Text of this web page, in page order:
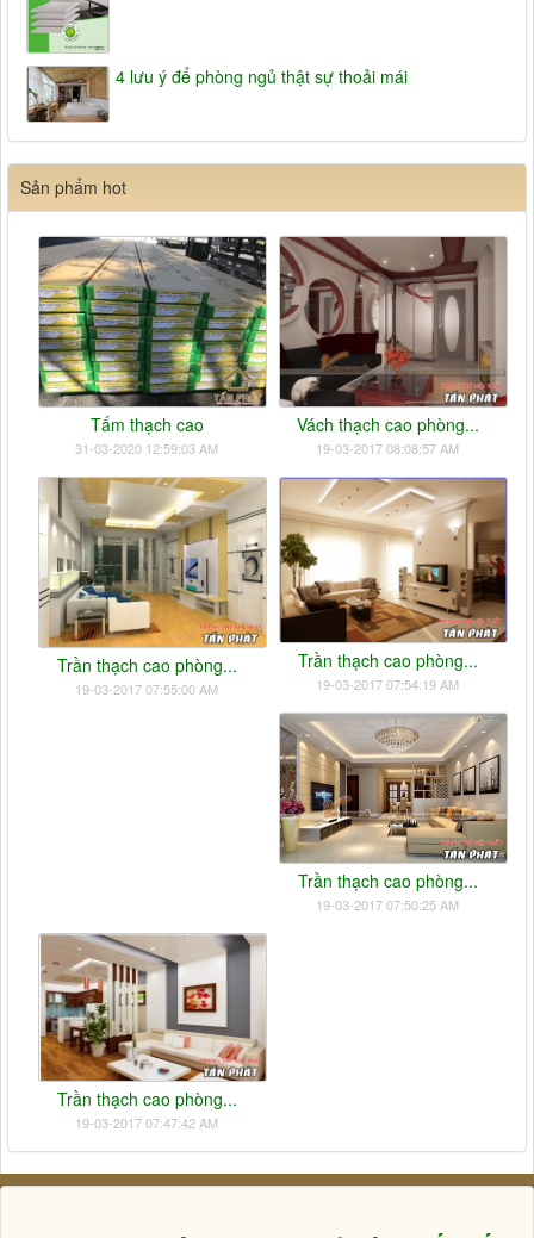
4 lưu ý để phòng ngủ thật sự thoải mái
Sản phẩm hot
Tấm thạch cao
31-03-2020 12:59:03 AM
Vách thạch cao phòng...
19-03-2017 08:08:57 AM
Trần thạch cao phòng...
19-03-2017 07:55:00 AM
Trần thạch cao phòng...
19-03-2017 07:54:19 AM
Trần thạch cao phòng...
19-03-2017 07:50:25 AM
Trần thạch cao phòng...
19-03-2017 07:47:42 AM